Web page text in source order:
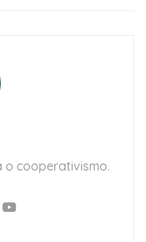
o cooperativismo.